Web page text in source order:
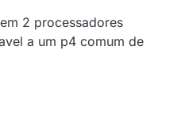
2 processadores
a um p4 comum de